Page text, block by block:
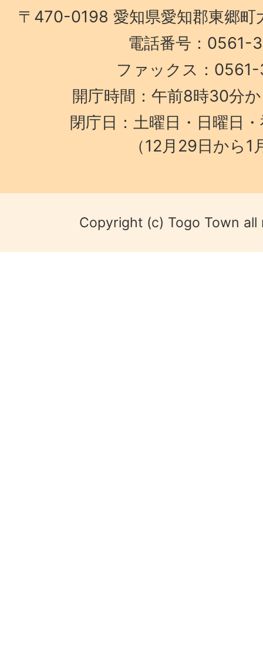
〒470-0198 愛知県愛知郡東郷町
電話番号：0561-
ファックス：
開庁時間：午前8時30分
閉庁日：土曜日・日曜日
（12月29日から1
Copyright (c) Togo Town all